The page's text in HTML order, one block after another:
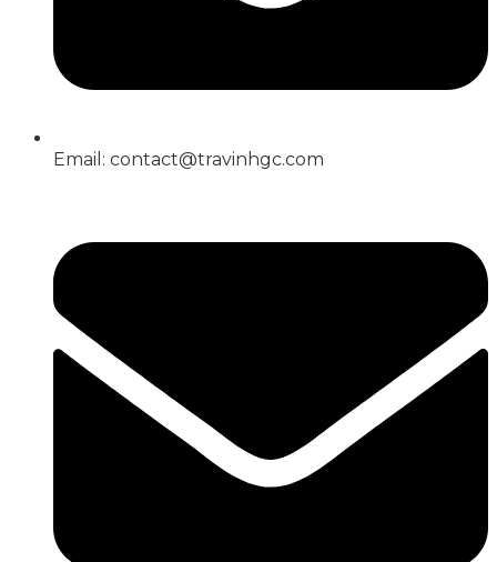
Email: contact@travinhgc.com